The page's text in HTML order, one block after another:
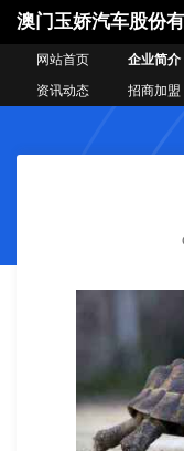
澳门玉娇汽车股份
网站首页 企业简介
资讯动态
招商加盟